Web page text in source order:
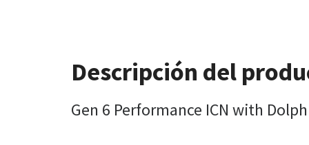
Descripción del
Gen 6 Performance ICN with